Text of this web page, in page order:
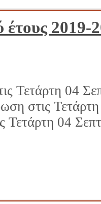
έτους 2019-
Τετάρτη 04
στις
Τετάρτη 04